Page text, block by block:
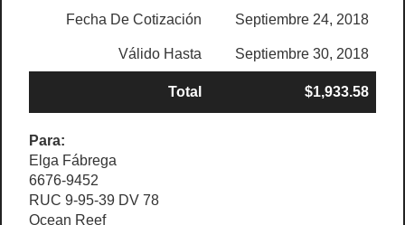
Fecha De Cotización Septiembre 24, 2018
Válido Hasta Septiembre 30, 2018
Total $1,933.58
Para:
Elga Fábrega
6676-9452
RUC 9-95-39 DV 78
Ocean Reef